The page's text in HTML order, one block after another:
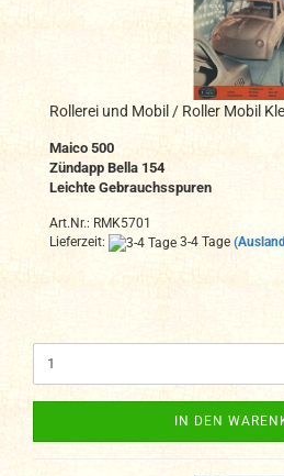
Rollerei und Mobil / Roller Mobil
Maico 500
Zündapp Bella 154
Leichte Gebrauchsspuren
Art.Nr.: RMK5701
Lieferzeit:
3-4 Tage
IN DEN